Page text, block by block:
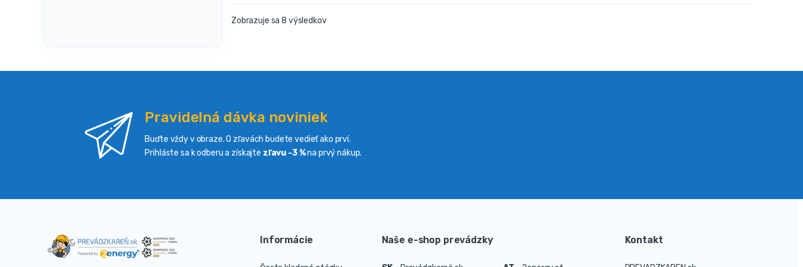
Zobrazuje sa 8 výsledkov
Pravidelná dávka noviniek
Buďte vždy v obraze. O zľavách budete vedieť ako prví.
Prihláste sa k odberu a získajte zľavu -3 %na prvý nákup.
Informácie Naše e-shop prevádzky Kontakt